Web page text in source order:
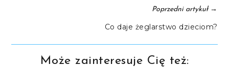
Poprzedni artykuł→
Co daje żeglarstwo dzieciom?
Może zainteresuje Cię też: